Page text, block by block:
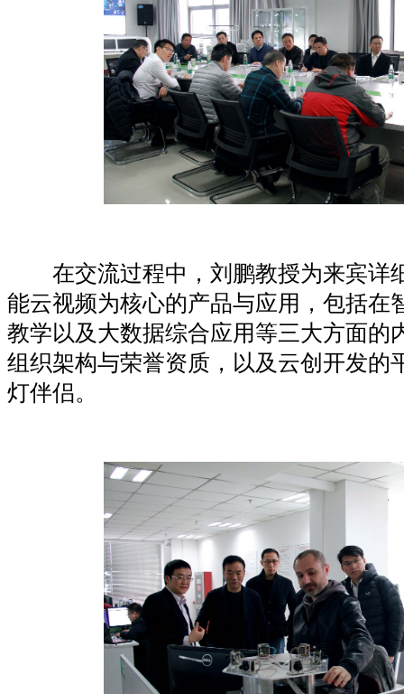
在交流过程中，刘鹏教授为来宾详
能云视频为核心的产品与应用，包括在
教学以及大数据综合应用等三大方面的
组织架构与荣誉资质，以及云创开发
灯伴侣。